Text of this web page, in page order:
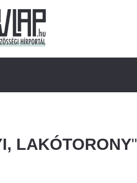
LAKÓTORONY"